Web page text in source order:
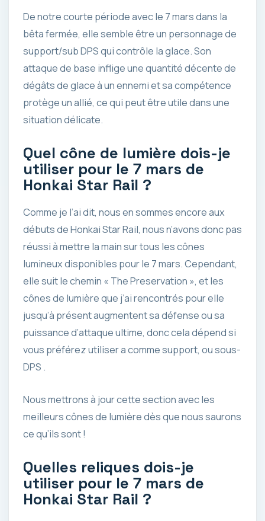
De notre courte période avec le 7 mars dans la
bêta fermée, elle semble être un personnage de
support/sub DPS qui contrôle la glace. Son
attaque de base inflige une quantité décente de
dégâts de glace à un ennemi et sa compétence
protège un allié, ce qui peut être utile dans une
situation délicate.
Quel cône de lumière dois-je
utiliser pour le 7 mars de
Honkai Star Rail ?
Comme je l’ai dit, nous en sommes encore aux
débuts de Honkai Star Rail, nous n’avons donc pas
réussi à mettre la main sur tous les cônes
lumineux disponibles pour le 7 mars. Cependant,
elle suit le chemin « The Preservation », et les
cônes de lumière que j’ai rencontrés pour elle
jusqu’à présent augmentent sa défense ou sa
puissance d’attaque ultime, donc cela dépend si
vous préférez utiliser a comme support, ou sous-
DPS .
Nous mettrons à jour cette section avec les
meilleurs cônes de lumière dès que nous saurons
ce qu’ils sont !
Quelles reliques dois-je
utiliser pour le 7 mars de
Honkai Star Rail ?